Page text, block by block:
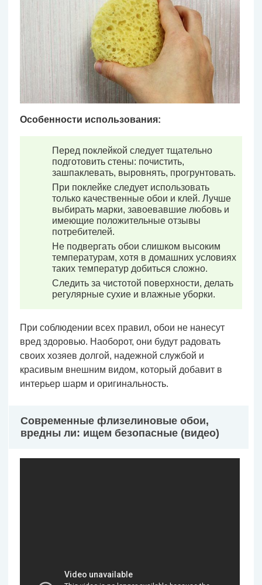
Особенности использования:
Перед поклейкой следует тщательно
подготовить стены: почистить,
зашпаклевать, выровнять, прогрунтовать.
При поклейке следует использовать
только качественные обои и клей. Лучше
выбирать марки, завоевавшие любовь и
имеющие положительные отзывы
потребителей.
Не подвергать обои слишком высоким
температурам, хотя в домашних условиях
таких температур добиться сложно.
Следить за чистотой поверхности, делать
регулярные сухие и влажные уборки.
При соблюдении всех правил, обои не нанесут
вред здоровью. Наоборот, они будут радовать
своих хозяев долгой, надежной службой и
красивым внешним видом, который добавит в
интерьер шарм и оригинальность.
Современные флизелиновые обои,
вредны ли: ищем безопасные (видео)